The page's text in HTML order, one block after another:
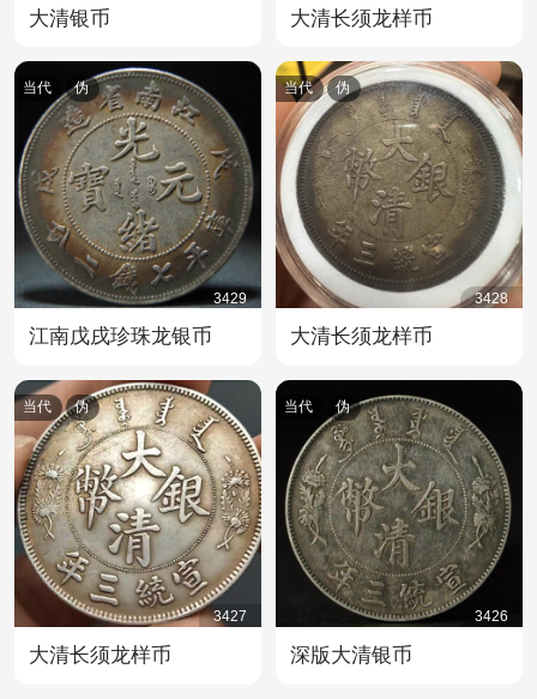
大清银币 大清长须龙样币
当代 伪
3429
江南戊戌珍珠龙银币
当代 伪
3428
大清长须龙样币
当代 伪
3427
大清长须龙样币
当代 伪
3426
深版大清银币